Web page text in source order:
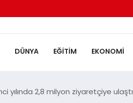
DÜNYA EĞITIM EKONOMI
yılında 2,8 milyon ziyaretçiye ulaştı